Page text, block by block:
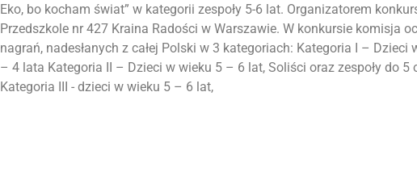
Eko, bo kocham świat” w kategorii zespoły 5-6 lat. Organizatorem
Przedszkole nr 427 Kraina Radości w Warszawie. W konkursie komisja
nagrań, nadesłanych z całej Polski w 3 kategoriach: Kategoria I – Dzieci
– 4 lata Kategoria II – Dzieci w wieku 5 – 6 lat, Soliści oraz zespoły do 5
Kategoria III - dzieci w wieku 5 – 6 lat,